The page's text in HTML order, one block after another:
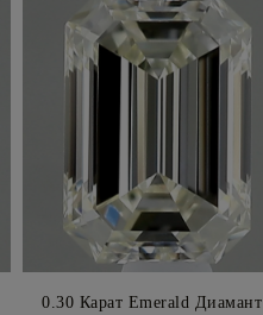
0.30 Карат Emerald Диамант